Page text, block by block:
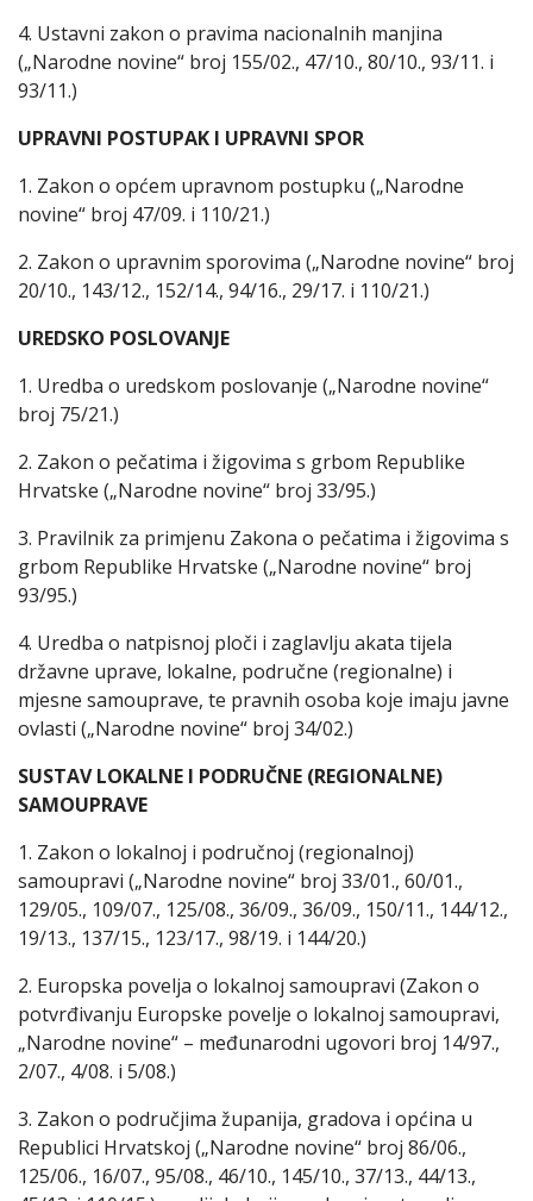
4. Ustavni zakon o pravima nacionalnih manjina
(„Narodne novine“ broj 155/02., 47/10., 80/10., 93/11. i
93/11.)
UPRAVNI POSTUPAK I UPRAVNI SPOR
1. Zakon o općem upravnom postupku („Narodne
novine“ broj 47/09. i 110/21.)
2. Zakon o upravnim sporovima („Narodne novine“ broj
20/10., 143/12., 152/14., 94/16., 29/17. i 110/21.)
UREDSKO POSLOVANJE
1. Uredba o uredskom poslovanje („Narodne novine“
broj 75/21.)
2. Zakon o pečatima i žigovima s grbom Republike
Hrvatske („Narodne novine“ broj 33/95.)
3. Pravilnik za primjenu Zakona o pečatima i žigovima s
grbom Republike Hrvatske („Narodne novine“ broj
93/95.)
4. Uredba o natpisnoj ploči i zaglavlju akata tijela
državne uprave, lokalne, područne (regionalne) i
mjesne samouprave, te pravnih osoba koje imaju javne
ovlasti („Narodne novine“ broj 34/02.)
SUSTAV LOKALNE I PODRUČNE (REGIONALNE)
SAMOUPRAVE
1. Zakon o lokalnoj i područnoj (regionalnoj)
samoupravi („Narodne novine“ broj 33/01., 60/01.,
129/05., 109/07., 125/08., 36/09., 36/09., 150/11., 144/12.,
19/13., 137/15., 123/17., 98/19. i 144/20.)
2. Europska povelja o lokalnoj samoupravi (Zakon o
potvrđivanju Europske povelje o lokalnoj samoupravi,
„Narodne novine“ – međunarodni ugovori broj 14/97.,
2/07., 4/08. i 5/08.)
3. Zakon o područjima županija, gradova i općina u
Republici Hrvatskoj („Narodne novine“ broj 86/06.,
125/06., 16/07., 95/08., 46/10., 145/10., 37/13., 44/13.,